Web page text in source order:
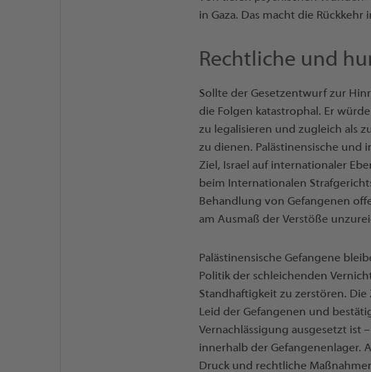
in Gaza. Das macht die
Rechtliche und
Sollte der Gesetzentwurf zur
die Folgen katastrophal. Er
zu legalisieren und zugleich als
zu dienen. Palästinensische
Ziel, Israel auf internationaler
beim Internationalen
Behandlung von Gefangenen
am Ausmaß der Verstöße
Palästinensische Gefangene
Politik der schleichenden
Standhaftigkeit zu zerstören. Die
Leid der Gefangenen und
Vernachlässigung ausgesetzt ist
innerhalb der Gefangenenlager.
Druck und rechtliche